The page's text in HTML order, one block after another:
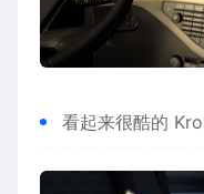
看起来很酷的